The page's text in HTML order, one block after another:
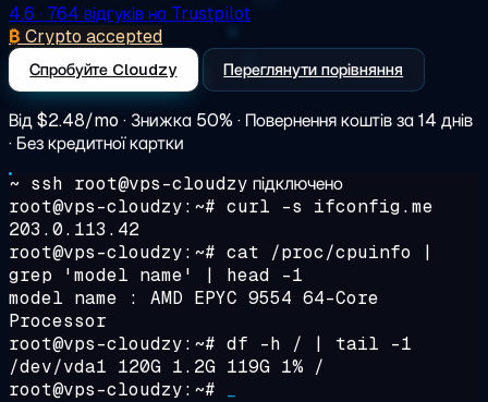
4.6 · 764 відгуків на Trustpilot
₿ Crypto accepted
Спробуйте Cloudzy Переглянути порівняння
Від$2.48/mo · Знижка 50% · Повернення коштів за 14 днів
· Без кредитної картки
~ ssh root@vps-cloudzy підключено
root@vps-cloudzy:~# curl -s ifconfig.me
203.0.113.42
root@vps-cloudzy:~# cat /proc/cpuinfo |
grep 'model name' | head -1
model name : AMD EPYC 9554 64-Core
Processor
root@vps-cloudzy:~# df -h / | tail -1
/dev/vda1 120G 1.2G 119G 1% /
root@vps-cloudzy:~#